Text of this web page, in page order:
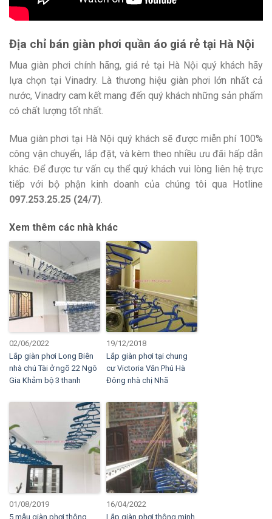
Địa chỉ bán giàn phơi quần áo giá rẻ tại Hà Nội
Mua giàn phơi chính hãng, giá rẻ tại Hà Nội quý khách hãy
lựa chọn tại Vinadry. Là thương hiệu giàn phơi lớn nhất cả
nước, Vinadry cam kết mang đến quý khách những sản phẩm
có chất lượng tốt nhất.
Mua giàn phơi tại Hà Nội quý khách sẽ được miễn phí 100%
công vận chuyển, lắp đặt, và kèm theo nhiều ưu đãi hấp dẫn
khác. Để được tư vấn cụ thể quý khách vui lòng liên hệ trực
tiếp với bộ phận kinh doanh của chúng tôi qua Hotline
097.253.25.25 (24/7).
Xem thêm các nhà khác
02/06/2022
Lắp giàn phơi Long Biên
nhà chú Tài ở ngõ 22 Ngô
Gia Khảm bộ 3 thanh
19/12/2018
Lắp giàn phơi tại chung
cư Victoria Văn Phú Hà
Đông nhà chị Nhã
01/08/2019
5 mẫu giàn phơi thông
16/04/2022
Lắp giàn phơi thông minh